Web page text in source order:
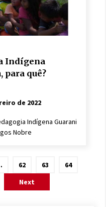
Indígena
para quê?
de 2022
Indígena Guarani
Nobre
62 63
64
Next